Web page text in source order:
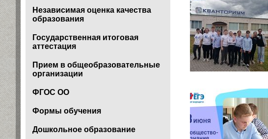
Независимая оценка качества
образования
Государственная итоговая
аттестация
Прием в общеобразовательные
организации
ФГОС ОО
Формы обучения
Дошкольное образование